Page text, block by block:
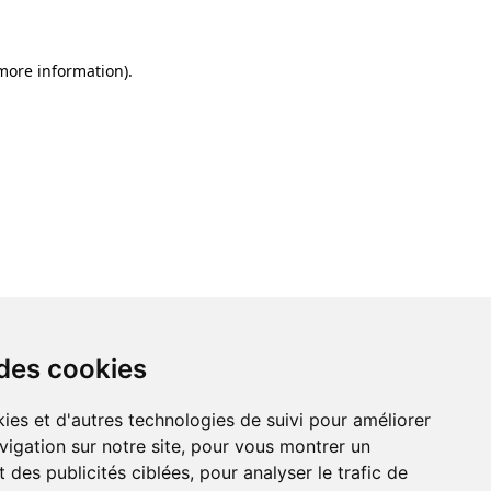
cookies
et d'autres technologies de suivi pour améliorer
sur notre site, pour vous montrer un
des publicités ciblées, pour analyser le trafic de
information).